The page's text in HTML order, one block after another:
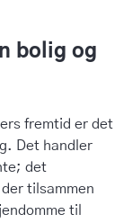
bolig og
fremtid er det
Det handler
det
tilsammen
til